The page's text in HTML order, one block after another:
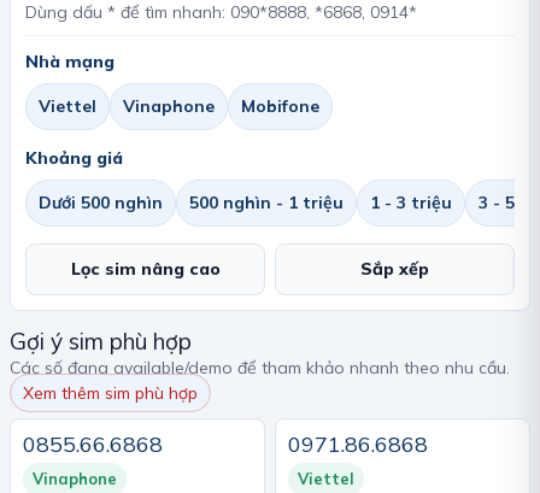
Dùng dấu * để tìm nhanh: 090*8888, *6868, 0914*
Nhà mạng
Viettel Vinaphone Mobifone
Khoảng giá
Dưới 500 nghìn 500 nghìn - 1 triệu 1 - 3 triệu 3 - 5
Lọc sim nâng cao Sắp xếp
Gợi ý sim phù hợp
Các số đang available/demo để tham khảo nhanh theo nhu cầu.
Xem thêm sim phù hợp
0855.66.6868
Vinaphone
0971.86.6868
Viettel